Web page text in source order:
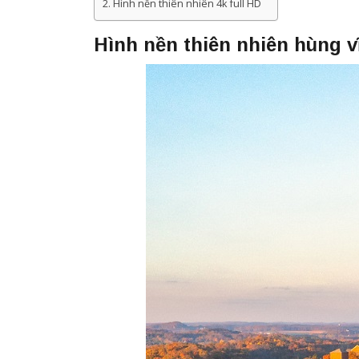
Hình nền thiên nhiên 4k full HD
Hình nền thiên nhiên hùng